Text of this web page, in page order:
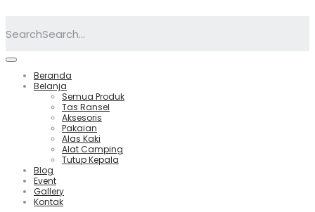
Search
Beranda
Belanja
Semua Produk
Tas Ransel
Aksesoris
Pakaian
Alas Kaki
Alat Camping
Tutup Kepala
Blog
Event
Gallery
Kontak